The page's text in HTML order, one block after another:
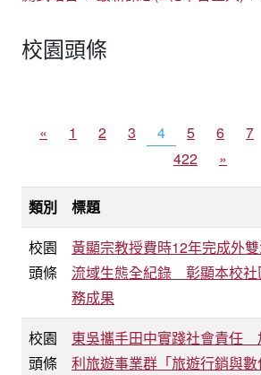
校園頭條
« 1 2 3 4 5 6 7
422
»
類別 標題
校園
頭條
黃顯宗教授費時12年完成外
流域生態全紀錄 彰顯本校社
務成果
校園
頭條
東吳攜手田中實踐社會責任
利旅遊事業群「旅遊行銷與